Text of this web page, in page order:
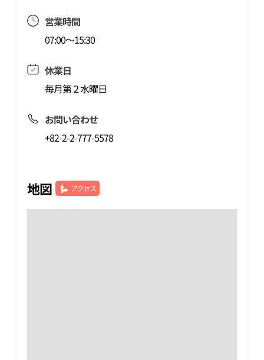
営業時間
07:00～15:30
休業日
毎月第２水曜日
お問い合わせ
+82-2-2-777-5578
地図 アクセス